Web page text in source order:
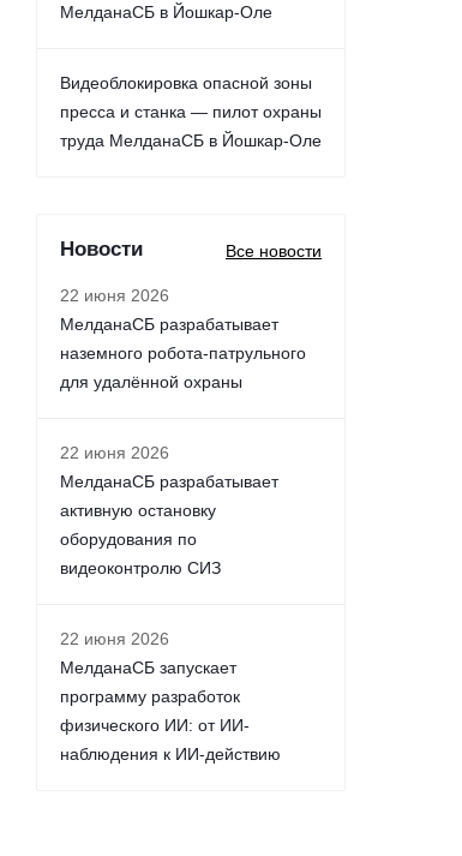
МелданаСБ в Йошкар-Оле
Видеоблокировка опасной зоны
пресса и станка — пилот охраны
труда МелданаСБ в Йошкар-Оле
Новости Все новости
22 июня 2026
МелданаСБ разрабатывает
наземного робота-патрульного
для удалённой охраны
22 июня 2026
МелданаСБ разрабатывает
активную остановку
оборудования по
видеоконтролю СИЗ
22 июня 2026
МелданаСБ запускает
программу разработок
физического ИИ: от ИИ-
наблюдения к ИИ-действию